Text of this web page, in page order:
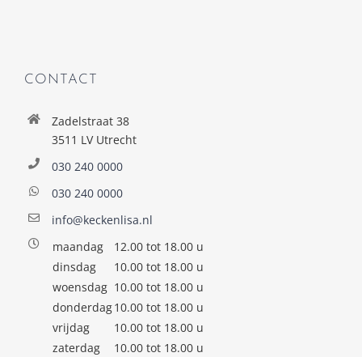
CONTACT
Zadelstraat 38
3511 LV Utrecht
030 240 0000
030 240 0000
info@keckenlisa.nl
maandag
12.00 tot 18.00 u
dinsdag
10.00 tot 18.00 u
woensdag 10.00 tot 18.00 u
donderdag10.00 tot 18.00 u
vrijdag
10.00 tot 18.00 u
zaterdag
10.00 tot 18.00 u